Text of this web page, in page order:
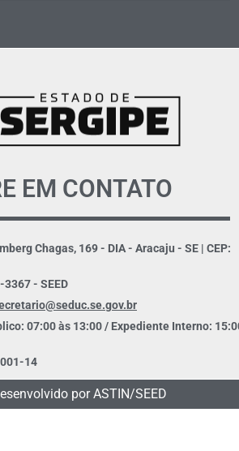
EM CONTATO
Chagas, 169 - DIA - Aracaju - SE | CEP:
- SEED
07:00 às 13:00 / Expediente Interno:
14
por ASTIN/SEED